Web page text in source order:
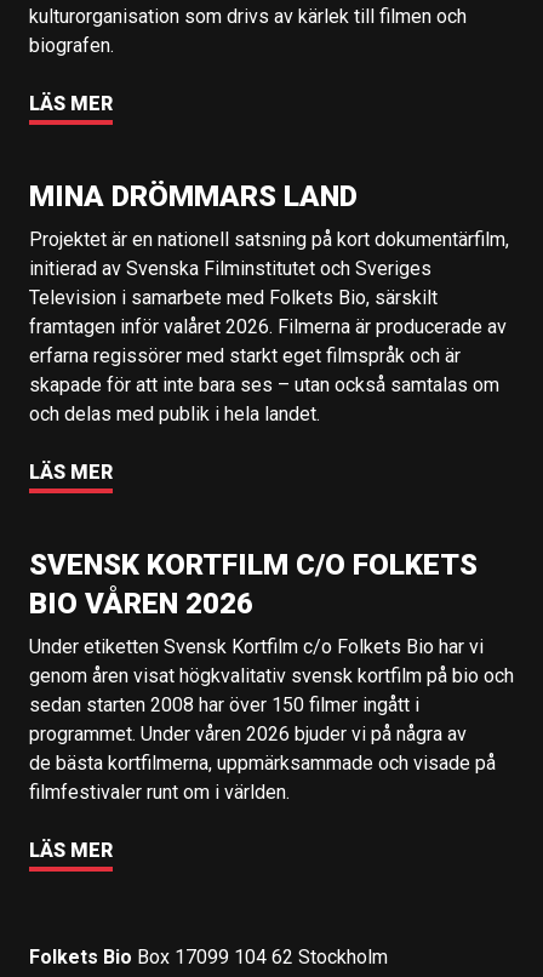
kulturorganisation som drivs av kärlek till filmen och
biografen.
LÄS MER
MINA DRÖMMARS LAND
Projektet är en nationell satsning på kort dokumentärfilm,
initierad av Svenska Filminstitutet och Sveriges
Television i samarbete med Folkets Bio, särskilt
framtagen inför valåret 2026. Filmerna är producerade av
erfarna regissörer med starkt eget filmspråk och är
skapade för att inte bara ses – utan också samtalas om
och delas med publik i hela landet.
LÄS MER
SVENSK KORTFILM C/O FOLKETS
BIO VÅREN 2026
Under etiketten Svensk Kortfilm c/o Folkets Bio har vi
genom åren visat högkvalitativ svensk kortfilm på bio och
sedan starten 2008 har över 150 filmer ingått i
programmet. Under våren 2026 bjuder vi på några av
de bästa kortfilmerna, uppmärksammade och visade på
filmfestivaler runt om i världen.
LÄS MER
Folkets Bio Box 17099 104 62 Stockholm